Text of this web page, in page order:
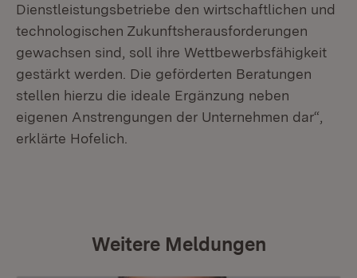
Dienstleistungsbetriebe den wirtschaftlichen und
technologischen Zukunftsherausforderungen
gewachsen sind, soll ihre Wettbewerbsfähigkeit
gestärkt werden. Die geförderten Beratungen
stellen hierzu die ideale Ergänzung neben
eigenen Anstrengungen der Unternehmen dar“,
erklärte Hofelich.
Weitere Meldungen